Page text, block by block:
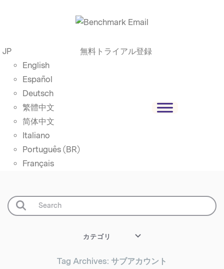
JP
English
Español
Deutsch
繁體中文
简体中文
Italiano
Português (BR)
Français
無料トライアル登録
カテゴリ
Tag Archives: サブアカウント